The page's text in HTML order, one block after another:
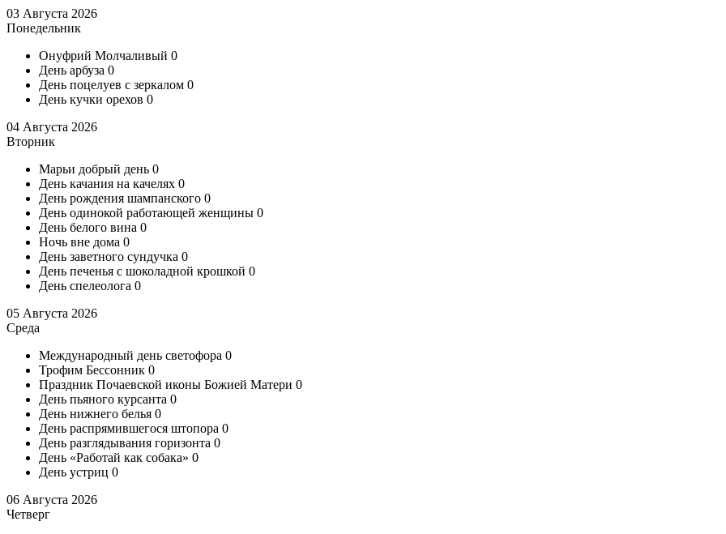
03 Августа 2026
Понедельник
Онуфрий Молчаливый 0
День арбуза 0
День поцелуев с зеркалом 0
День кучки орехов 0
04 Августа 2026
Вторник
Марьи добрый день 0
День качания на качелях 0
День рождения шампанского 0
День одинокой работающей женщины 0
День белого вина 0
Ночь вне дома 0
День заветного сундучка 0
День печенья с шоколадной крошкой 0
День спелеолога 0
05 Августа 2026
Среда
Международный день светофора 0
Трофим Бессонник 0
Праздник Почаевской иконы Божией Матери 0
День пьяного курсанта 0
День нижнего белья 0
День распрямившегося штопора 0
День разглядывания горизонта 0
День «Работай как собака» 0
День устриц 0
06 Августа 2026
Четверг